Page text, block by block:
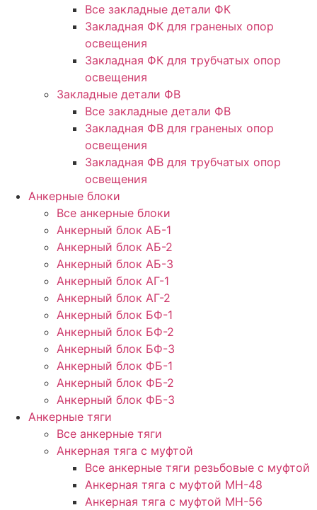
Все закладные детали ФК
Закладная ФК для граненых опор
освещения
Закладная ФК для трубчатых опор
освещения
Закладные детали ФВ
Все закладные детали ФВ
Закладная ФВ для граненых опор
освещения
Закладная ФВ для трубчатых опор
освещения
Анкерные блоки
Все анкерные блоки
Анкерный блок АБ-1
Анкерный блок АБ-2
Анкерный блок АБ-3
Анкерный блок АГ-1
Анкерный блок АГ-2
Анкерный блок БФ-1
Анкерный блок БФ-2
Анкерный блок БФ-3
Анкерный блок ФБ-1
Анкерный блок ФБ-2
Анкерный блок ФБ-3
Анкерные тяги
Все анкерные тяги
Анкерная тяга с муфтой
Все анкерные тяги резьбовые с муфтой
Анкерная тяга с муфтой МН-48
Анкерная тяга с муфтой МН-56